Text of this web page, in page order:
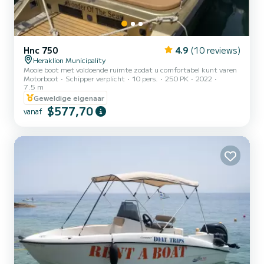
Hnc 750 4.9 (10 reviews)
Heraklion Municipality
Mooie boot met voldoende ruimte zodat u comfortabel kunt varen
Motorboot
Schipper verplicht 10 pers. 250 PK
2022
7.5 m
Geweldige eigenaar
vanaf $577,70